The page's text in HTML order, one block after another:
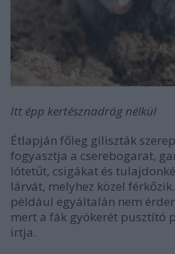
Itt épp kertésznadrág nélkül
Étlapján főleg giliszták
fogyasztja a cserebogarat,
lótetűt, csigákat és
lárvát, melyhez közel
például egyáltalán nem
mert a fák gyökerét pusztító
irtja.